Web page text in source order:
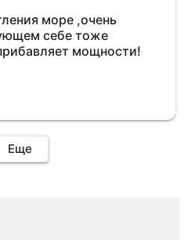
не
к покупке.
море ,очень
себе тоже
мощности!
Еще